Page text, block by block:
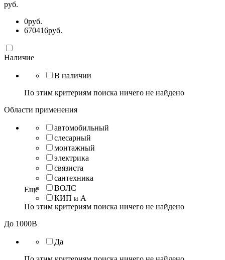
руб.
0руб.
670416руб.
Наличие
В наличии
По этим критериям поиска ничего не найдено
Области применения
автомобильный
слесарный
монтажный
электрика
связиста
сантехника
ВОЛС
КИП и А
Еще
По этим критериям поиска ничего не найдено
До 1000В
Да